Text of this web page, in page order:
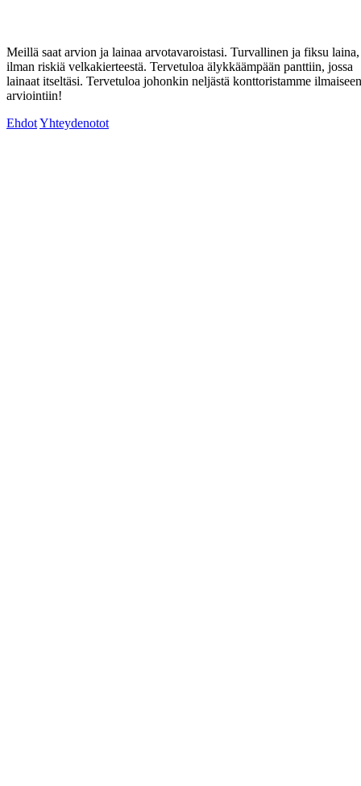
Meillä saat arvion ja lainaa arvotavaroistasi. Turvallinen ja fiksu laina,
ilman riskiä velkakierteestä. Tervetuloa älykkäämpään panttiin, jossa
lainaat itseltäsi. Tervetuloa johonkin neljästä konttoristamme ilmaiseen
arviointiin!
EhdotYhteydenotot